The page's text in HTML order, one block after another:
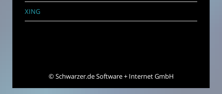
XING
©Schwarzer.de Software + Internet GmbH